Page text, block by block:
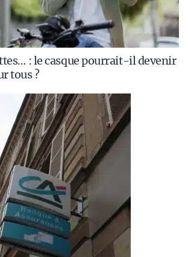
: le casque pourrait-il devenir
tous ?